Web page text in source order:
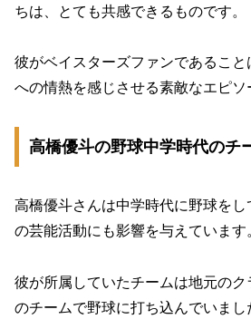
ちは、とても共感できるものです。
彼がベイスターズファンであるこ
への情熱を感じさせる素敵なエピソ
高橋優斗の野球中学時代のチ
高橋優斗さんは中学時代に野球を
の芸能活動にも影響を与えています
彼が所属していたチームは地元のク
のチームで野球に打ち込んでいまし